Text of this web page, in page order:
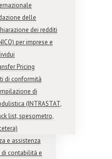
delle
dei redditi
per imprese e
Pricing
di conformità
di
(INTRASTAT,
list, spesometro,
e assistenza
contabilità e